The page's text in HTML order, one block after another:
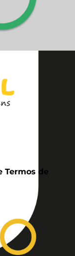
Termos de